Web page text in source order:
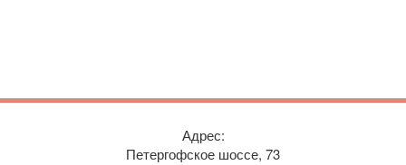
Адрес:
Петергофское шоссе, 73